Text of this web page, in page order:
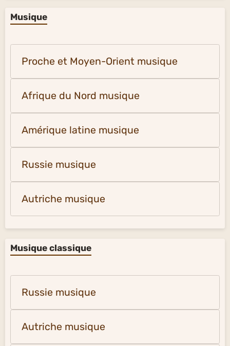
Musique
Proche et Moyen-Orient musique
Afrique du Nord musique
Amérique latine musique
Russie musique
Autriche musique
Musique classique
Russie musique
Autriche musique